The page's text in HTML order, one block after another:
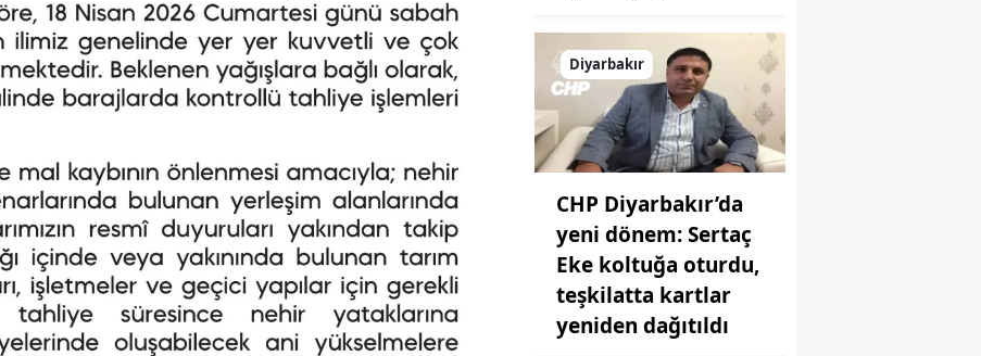
Diyarbakır
CHP Diyarbakır’da
yeni dönem: Sertaç
Eke koltuğa oturdu,
teşkilatta kartlar
yeniden dağıtıldı